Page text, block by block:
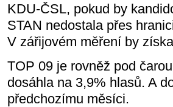
KDU-ČSL, pokud by
STAN nedostala přes
V zářijovém měření by
TOP 09 je rovněž pod
dosáhla na 3,9% hlasů. A
předchozímu měsíci.